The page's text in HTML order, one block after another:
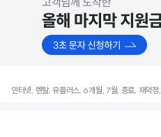
인터넷, 렌탈, 유플러스, 6개월, 7월, 종료, 재약